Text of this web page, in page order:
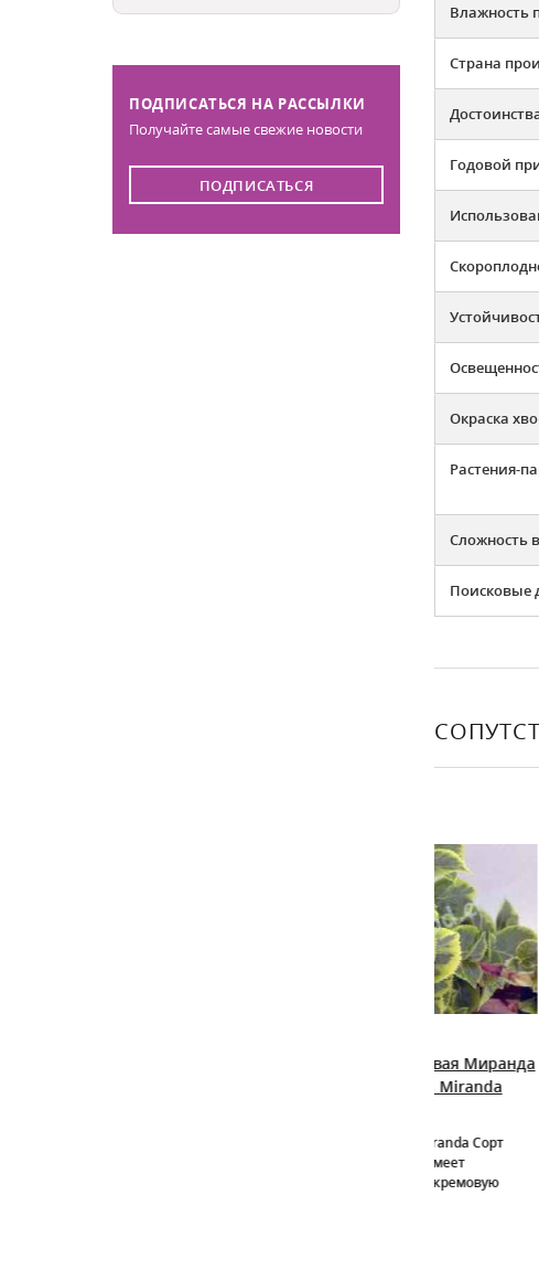
ПОДПИСАТЬСЯ НА РАССЫЛКИ
Получайте самые свежие новости
ПОДПИСАТЬСЯ
Влажность
Страна
Годовой
Окраска
Растения-
Сложность
Поисковые
Сирень
Очень